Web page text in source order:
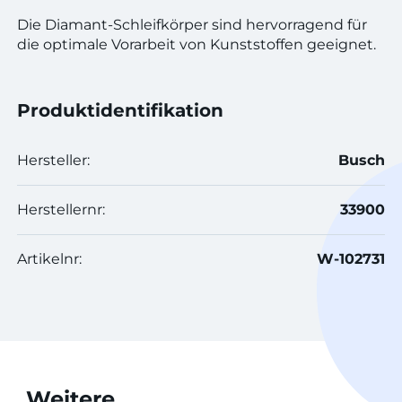
Die Diamant-Schleifkörper sind hervorragend für
die optimale Vorarbeit von Kunststoffen geeignet.
Produktidentifikation
Hersteller: Busch
Herstellernr: 33900
Artikelnr: W-102731